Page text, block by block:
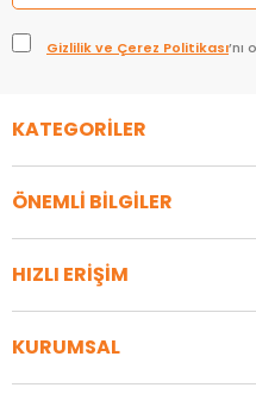
Gizlilik ve Çerez Politikası
KATEGORİLER
ÖNEMLİ BİLGİLER
HIZLI ERİŞİM
KURUMSAL